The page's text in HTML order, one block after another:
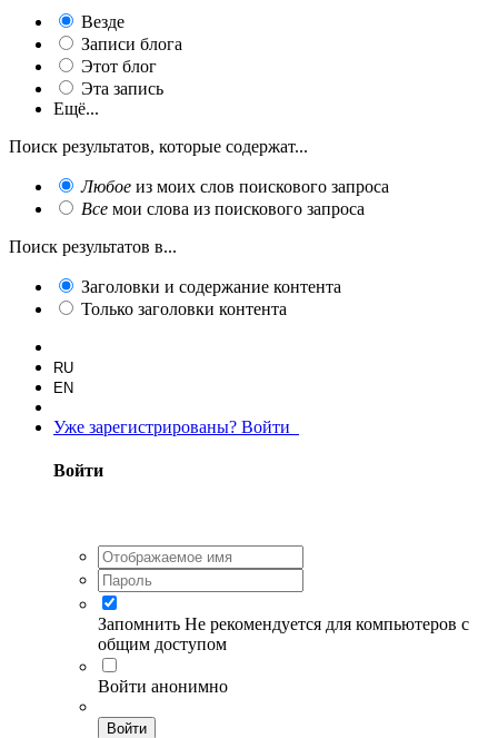
Везде
Записи блога
Этот блог
Эта запись
Ещё...
Поиск результатов, которые содержат...
Любое из моих слов поискового запроса
Все мои слова из поискового запроса
Поиск результатов в...
Заголовки и содержание контента
Только заголовки контента
RU
EN
Уже зарегистрированы? Войти
Войти
Запомнить Не рекомендуется для компьютеров с
общим доступом
Войти анонимно
Войти